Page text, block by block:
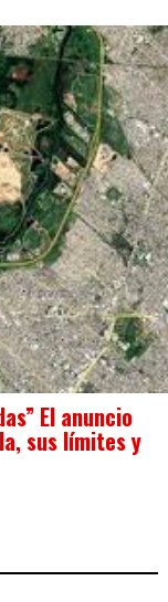
El anuncio
sus límites y